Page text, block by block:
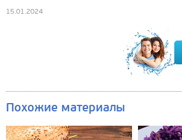
15.01.2024
Похожие материалы